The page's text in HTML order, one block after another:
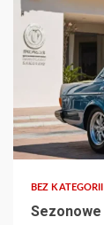
BEZ KATEGORII